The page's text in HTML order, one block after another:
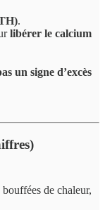
.
libérer le calcium
un signe d’excès
de chaleur,